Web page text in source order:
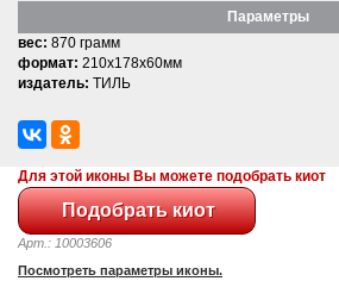
Параметры
вес: 870 грамм
формат: 210x178x60мм
издатель: ТИЛЬ
Для этой иконы Вы можете подобрать киот
Арт.: 10003606
Посмотреть параметры иконы.